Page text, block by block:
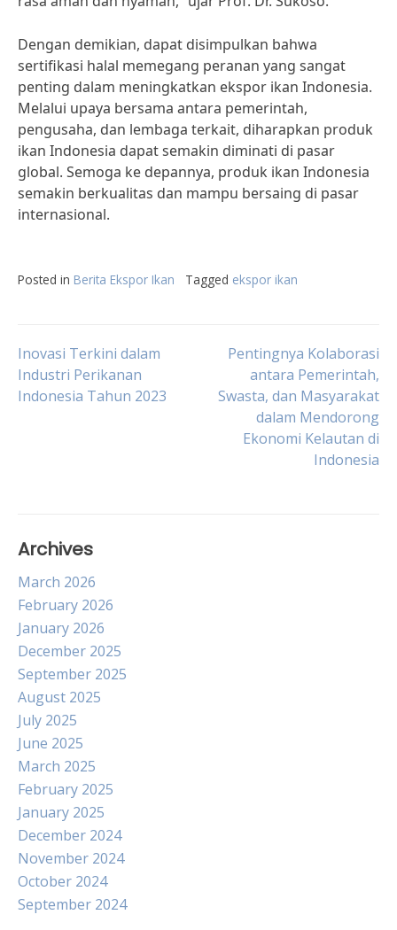
Dengan demikian, dapat disimpulkan bahwa
sertifikasi halal memegang peranan yang sangat
penting dalam meningkatkan ekspor ikan Indonesia.
Melalui upaya bersama antara pemerintah,
pengusaha, dan lembaga terkait, diharapkan produk
ikan Indonesia dapat semakin diminati di pasar
global. Semoga ke depannya, produk ikan Indonesia
semakin berkualitas dan mampu bersaing di pasar
internasional.
Posted in Berita Ekspor Ikan Tagged ekspor ikan
Post
navigation
Inovasi Terkini dalam
Industri Perikanan
Indonesia Tahun 2023
Pentingnya Kolaborasi
antara Pemerintah,
Swasta, dan Masyarakat
dalam Mendorong
Ekonomi Kelautan di
Indonesia
Archives
March 2026
February 2026
January 2026
December 2025
September 2025
August 2025
July 2025
June 2025
March 2025
February 2025
January 2025
December 2024
November 2024
October 2024
September 2024